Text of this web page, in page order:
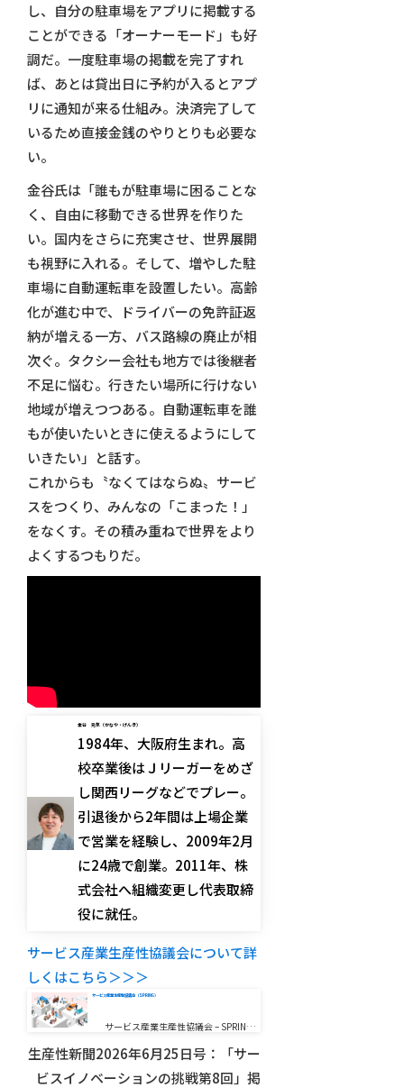
し、自分の駐車場をアプリに掲載する
ことができる「オーナーモード」も好
調だ。一度駐車場の掲載を完了すれ
ば、あとは貸出日に予約が入るとアプ
リに通知が来る仕組み。決済完了して
いるため直接金銭のやりとりも必要な
い。
金谷氏は「誰もが駐車場に困ることな
く、自由に移動できる世界を作りた
い。国内をさらに充実させ、世界展開
も視野に入れる。そして、増やした駐
車場に自動運転車を設置したい。高齢
化が進む中で、ドライバーの免許証返
納が増える一方、バス路線の廃止が相
次ぐ。タクシー会社も地方では後継者
不足に悩む。行きたい場所に行けない
地域が増えつつある。自動運転車を誰
もが使いたいときに使えるようにして
いきたい」と話す。
これからも〝なくてはならぬ〟サービ
スをつくり、みんなの「こまった！」
をなくす。その積み重ねで世界をより
よくするつもりだ。
金谷 元気（かなや・げんき）
1984年、大阪府生まれ。高
校卒業後はＪリーガーをめざ
し関西リーグなどでプレー。
引退後から2年間は上場企業
で営業を経験し、2009年2月
に24歳で創業。2011年、株
式会社へ組織変更し代表取締
役に就任。
サービス産業生産性協議会について詳
しくはこちら＞＞＞
サービス産業生産性協議会（SPRING）
サービス産業生産性協議会 – SPRIN…
生産性新聞2026年6月25日号：「サー
ビスイノベーションの挑戦第8回」掲